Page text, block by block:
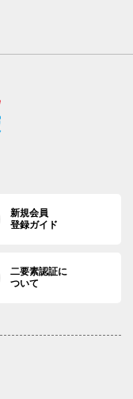
新規会員
登録ガイド
二要素認証に
ついて